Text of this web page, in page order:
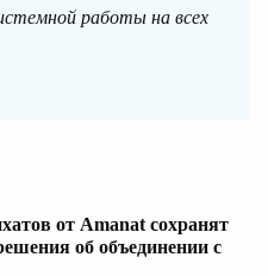
работы на всех
от Amanat сохранят
об объединении с